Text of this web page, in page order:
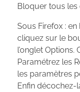
Bloquer tous les
Sous Firefox :
cliquez sur le
l’onglet Options.
Paramétrez les
les paramètres
Enfin décochez-